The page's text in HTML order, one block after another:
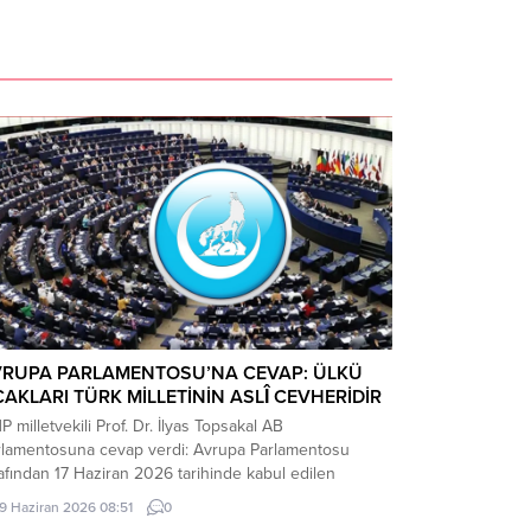
PARLAMENTOSU’NA CEVAP: ÜLKÜ
TÜRK MİLLETİNİN ASLÎ CEVHERİDİR
milletvekili Prof. Dr. İlyas Topsakal AB
cevap verdi: Avrupa Parlamentosu
17 Haziran 2026 tarihinde kabul edilen
Raporu, teknik bir ilerleme belgesi olmaktan
Türkiye-AB ilişkilerinin gerilimli fay hatlarını
Haziran 2026 08:51 0